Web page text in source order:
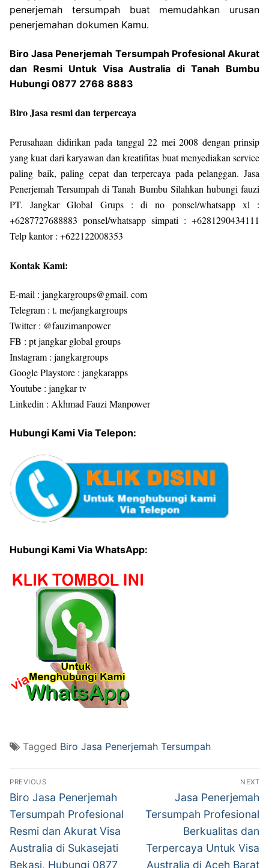
penerjemah tersumpah buat memudahkan urusan
penerjemahan dokumen Kamu.
Biro Jasa Penerjemah Tersumpah Profesional Akurat
dan Resmi Untuk Visa Australia di Tanah Bumbu
Hubungi 0877 2768 8883
Biro Jasa resmi dan terpercaya
Perusahaan didirikan pada tanggal 22 mei 2008 dengan prinsip
yang kuat dari karyawan dan kreatifitas buat menyediakan service
paling baik, paling cepat dan terpercaya pada pelanggan. Jasa
Penerjemah Tersumpah di Tanah Bumbu Silahkan hubungi fauzi
PT. Jangkar Global Grups : di no ponsel/whatsapp xl :
+6287727688883 ponsel/whatsapp simpati : +6281290434111
Telp kantor : +622122008353
Kontak Kami:
E-mail : jangkargroups@gmail. com
Telegram : t. me/jangkargroups
Twitter : @fauzimanpower
FB : pt jangkar global groups
Instagram : jangkargroups
Google Playstore : jangkarapps
Youtube : jangkar tv
Linkedin : Akhmad Fauzi Manpower
Hubungi Kami Via Telepon:
Hubungi Kami Via WhatsApp:
Tagged Biro Jasa Penerjemah Tersumpah
Post
navigation
PREVIOUS
Previous
post:
Biro Jasa Penerjemah
Tersumpah Profesional
Resmi dan Akurat Visa
Australia di Sukasejati
Bekasi, Hubungi 0877
NEXT
Next
post:
Jasa Penerjemah
Tersumpah Profesional
Berkualitas dan
Terpercaya Untuk Visa
Australia di Aceh Barat